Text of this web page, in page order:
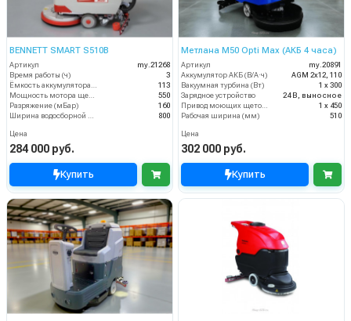
BENNETT SMART S510B
Артикул
my.21268
Время работы (ч)
3
113
550
Разряжение (мБар)
160
800
Цена
284 000 руб.
Купить
Метлана М50 Opti Max (АКБ 4 часа)
Артикул
my.20891
Аккумулятор АКБ (В/А·ч)
AGM 2х12, 110
Вакуумная турбина (Вт)
1 х 300
Зарядное устройство
24 В, выносное
1 х 450
Рабочая ширина (мм)
510
Цена
302 000 руб.
Купить